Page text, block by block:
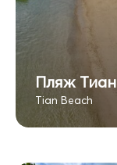
Пляж Тиан
Tian Beach